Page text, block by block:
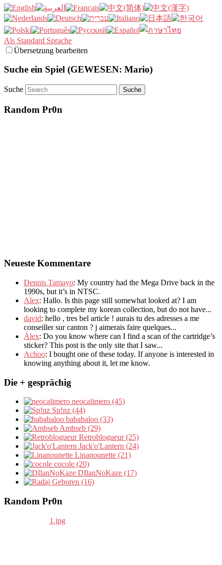
Als Standard Sprache
Übersetzung bearbeiten
Suche ein Spiel (GEWESEN: Mario)
Suche
Random Pr0n
Neueste Kommentare
Dennis Tamayo: My country had the Mega Drive back in the
1990s, but it’s in NTSC.
Alex: Hallo. Is this page still somewhat looked at? I am
looking to complete my korean collection, but do not have...
david: hello , tres bel article ! aurais tu des adresses a me
conseiller sur canton ? j aimerais faire quelques...
Álex: Do you know where can I find a scan of the cartridge’s
sticker? This post is the only site that I saw...
Achoo: I bought one of these today. If anyone is interested in
knowing anything about it, let me know.
Die + gesprächig
neocalimero (45)
Sp!nz (44)
bababaloo (33)
Ambseb (29)
Retroblogueur (25)
Jack'o'Lantern (24)
Linanounette (21)
cocole (20)
DIlanNoKaze (17)
Geboren (16)
Random Pr0n